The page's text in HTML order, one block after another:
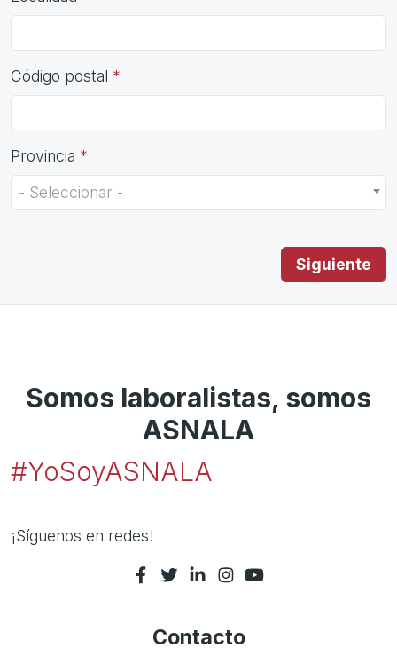
Código postal
Provincia
- Seleccionar -
Somos laboralistas, somos
ASNALA
#YoSoyASNALA
¡Síguenos en redes!
Contacto